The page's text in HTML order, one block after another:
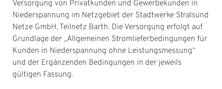
Versorgung von Privatkunden und Gewerbekunden in
Niederspannung im Netzgebiet der Stadtwerke Stralsund
Netze GmbH, Teilnetz Barth. Die Versorgung erfolgt auf
Grundlage der „Allgemeinen Stromlieferbedingungen für
Kunden in Niederspannung ohne Leistungsmessung“
und der Ergänzenden Bedingungen in der jeweils
gültigen Fassung.